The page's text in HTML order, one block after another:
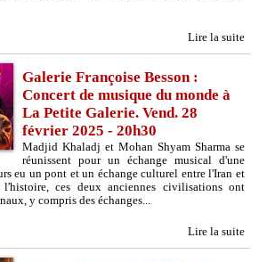
Lire la suite
Galerie Françoise Besson :
Concert de musique du monde à
La Petite Galerie. Vend. 28
février 2025 - 20h30
Madjid Khaladj et Mohan Shyam Sharma se
réunissent pour un échange musical d'une
eu un pont et un échange culturel entre l'Iran et
ces deux anciennes civilisations ont
y compris des échanges...
Lire la suite